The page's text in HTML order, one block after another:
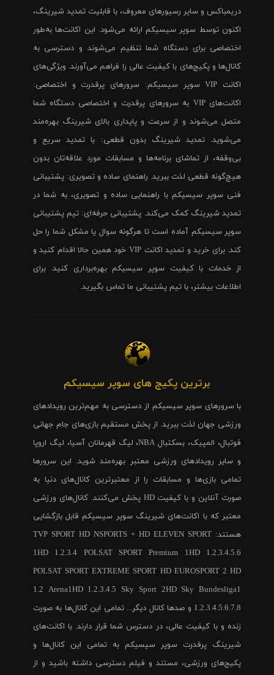
دریمباکس و سایر رسیورهای معروف، با قابلیت تمدید شیرینگ،
اکنون توسط سوپر سیسیکم ارائه می‌شود. این اکانت‌ها به‌طور
اختصاصی برای دستگاه شما تنظیم می‌شوند و دسترسی به
کانال‌ها و پکیج‌های با کیفیت عالی را فراهم می‌آورند. ویژگی‌های
اکانت VIP سوپر سیسیکم: سرورهای پرقدرت و اختصاصی:
اکانت‌های VIP به سرورهای پرقدرت و اختصاصی دستگاه شما
متصل می‌شوند و از سرعت و پایداری بالای شیرینگ بهره‌مند
می‌شوید. تمدید شیرینگ بدون قطعی: با تمدید سریع و
بی‌وقفه، از تماشای برنامه‌ها و مسابقات مورد علاقه‌تان بدون
هیچ‌گونه قطعی لذت ببرید. راهنمای ساده و تصویری: پشتیبانی
فنی سوپر سیسیکم با راهنمایی ساده و تصویری، به شما در
تمدید شیرینگ کمک می‌کند. پشتیبانی حرفه‌ای: تیم پشتیبانی
سوپر سیسیکم آماده است تا هرگونه سوال یا مشکل شما را حل
کند. برای خرید و تمدید اکانت VIP خود همین حالا اقدام کنید و
از خدمات با کیفیت سوپر سیسیکم بهره‌برداری کنید. برای
اطلاعات بیشتر، با تیم پشتیبانی ما تماس بگیرید.
برترین پکیج های سوپر سیسیکم
با سرورهای سوپر سیسیکم از دسترسی به مهم‌ترین رویدادهای
ورزشی جهان لذت ببرید. از پخش مستقیم بازی‌های جام جهانی
فوتبال، المپیک، بسکتبال NBA، لیگ قهرمانان آسیا، لیگ اروپا
و سایر رویدادهای ورزشی معتبر بهره‌مند شوید. این سرورها
تمامی بازی‌ها و مسابقات را از معتبرترین کانال‌های دنیا به
صورت آنلاین و با کیفیت HD پخش می‌کنند. کانال‌های ورزشی
معتبر که با اکانت‌های شیرینگ سوپر سیسیکم قابل بازگشایی
هستند: TVP SPORT HD NSPORTS + HD ELEVEN SPORT
1HD 1.2.3.4 POLSAT SPORT Premium 1HD 1.2.3.4.5.6
POLSAT SPORT EXTREME SPORT HD EUROSPORT 2 HD
1.2 Arena1HD 1.2.3.4.5 Sky Sport 2HD Sky Bundesliga1
1.2.3.4.5.6.7.8 و صدها کانال دیگر... تمامی این کانال‌ها به صورت
زنده و با کیفیت عالی، در دسترس شما قرار دارند. با اکانت‌های
شیرینگ پرقدرت سوپر سیسیکم به تمامی این کانال‌ها و
پکیج‌های ورزشی، مستند و فیلم دسترسی داشته باشید و از